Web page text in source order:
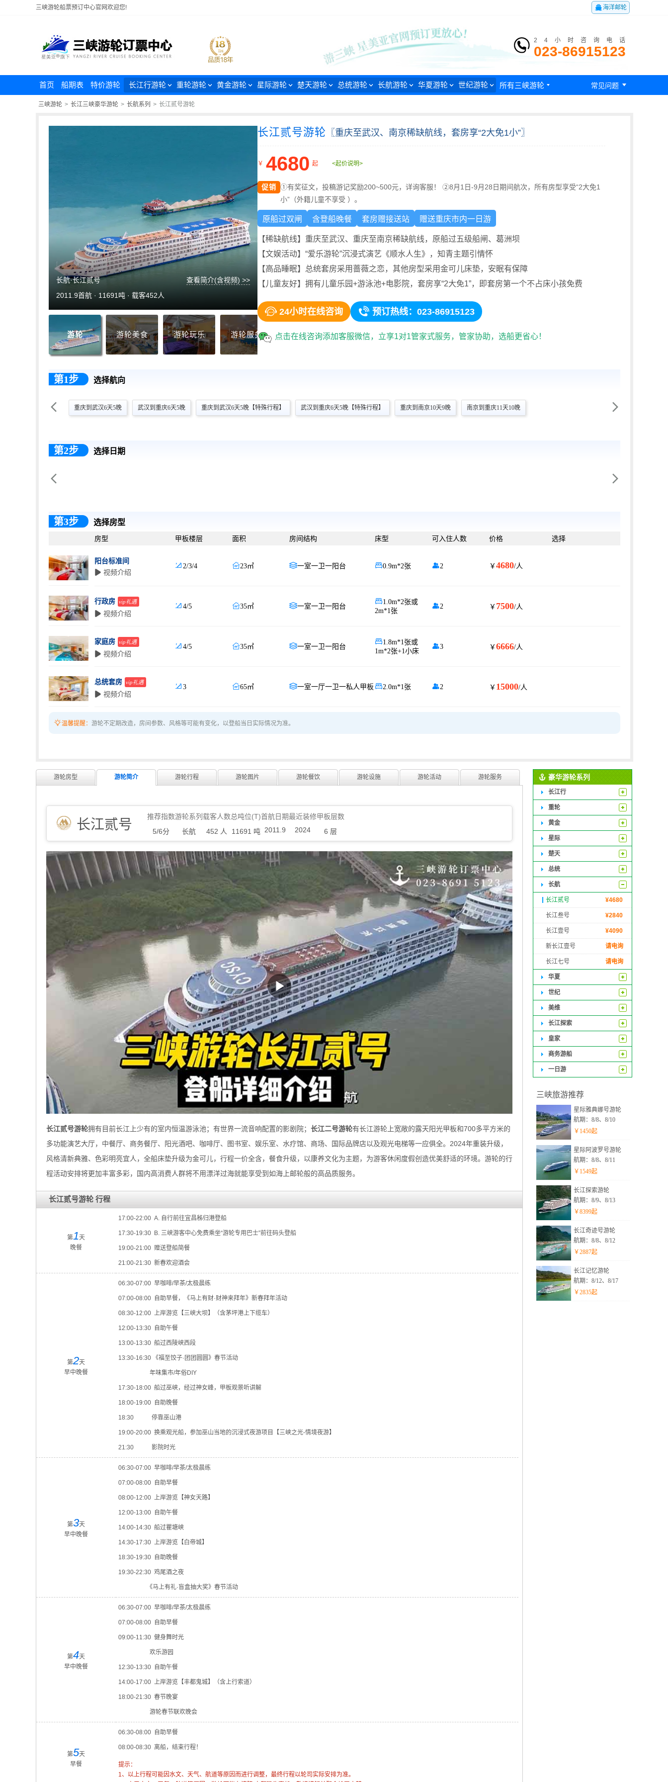
三峡游轮船票预订中心官网欢迎您! 海洋邮轮
24小时咨询电话
023-86915123
首页 船期表 特价游轮 长江行游轮 重轮游轮 黄金游轮 星际游轮 楚天游轮 总统游轮 长航游轮 华夏游轮 世纪游轮 所有三峡游轮  常见问题 
三峡游轮 > 长江三峡豪华游轮 > 长航系列 > 长江贰号游轮
长航·长江贰号
查看简介(含视频) >>
2011.9首航 · 11691吨 · 载客452人
皇朝餐厅（主餐厅）
全部美食 >>
位于二楼餐厅，餐厅面积约590㎡，可同时容纳320人用餐。 高
餐提供方便
休闲茶社
游轮 游轮美食 游轮玩乐 游轮服务 游轮甲板 查看更多 》
长江贰号游轮 〖重庆至武汉、南京稀缺航线，套房享“2大免1小”〗
￥ 4680 起 <起价说明>
促销 ①有奖征文，投稿游记奖励200~500元，详询客服！ ②8月1日-9月28日期间航次，所有房型享受“2大免1
小”（外籍儿童不享受 ）。
原船过双闸 含登船晚餐 套房赠接送站 赠送重庆市内一日游
【稀缺航线】重庆至武汉、重庆至南京稀缺航线，原船过五级船闸、葛洲坝
【文娱活动】“爱乐游轮”沉浸式演艺《顺水人生》，知青主题引情怀
【高品睡眠】总统套房采用蔷薇之恋，其他房型采用金可儿床垫，安眠有保障
【儿童友好】拥有儿童乐园+游泳池+电影院，套房享“2大免1”，即套房第一个不占床小孩免费
 24小时在线咨询  预订热线：023-86915123
点击在线咨询添加客服微信，立享1对1管家式服务，管家协助，选船更省心！
第1步 选择航向
 重庆到武汉6天5晚 武汉到重庆6天5晚 重庆到武汉6天5晚【特殊行程】 武汉到重庆6天5晚【特殊行程】 重庆到南京10天9晚 南京到重庆11天10晚 
第2步 选择日期
 
第3步 选择房型
房型 甲板楼层 面积 房间结构 床型 可入住人数 价格 选择
阳台标准间
 视频介绍
 2/3/4 23㎡ 一室一卫一阳台 0.9m*2张 2 ￥ 4680/人
行政房 vip礼遇
 视频介绍
 4/5 35㎡ 一室一卫一阳台
1.0m*2张或
2m*1张
2 ￥ 7500/人
家庭房 vip礼遇
 视频介绍
 4/5 35㎡ 一室一卫一阳台
1.8m*1张或
1m*2张+1小床
3 ￥ 6666/人
总统套房 vip礼遇
 视频介绍
 3 65㎡ 一室一厅一卫一私人甲板 2.0m*1张 2 ￥ 15000/人
温馨提醒： 游轮不定期改造，房间参数、风格等可能有变化，以登船当日实际情况为准。
游轮房型 游轮简介 游轮行程 游轮图片 游轮餐饮 游轮设施 游轮活动 游轮服务
长江贰号
推荐指数
5/6分
游轮系列
长航
载客人数
452 人
总吨位(T)
11691 吨
首航日期
2011.9
最近装修
2024
甲板层数
6 层
长江贰号游轮拥有目前长江上少有的室内恒温游泳池；有世界一流音响配置的影剧院； 长江二号游轮有长江游轮上宽敞的露天阳光甲板和700多平方米的
多功能演艺大厅，中餐厅、商务餐厅、阳光酒吧、咖啡厅、图书室、娱乐室、水疗馆、商场、国际品牌店以及观光电梯等一应俱全。2024年重装升级，
风格清新典雅、色彩明亮宜人，全船床垫升级为金可儿，行程一价全含，餐食升级，以康养文化为主题，为游客休闲度假创造优美舒适的环境。游轮的行
程活动安排将更加丰富多彩，国内高消费人群将不用漂洋过海就能享受到如海上邮轮般的高品质服务。
长江贰号游轮 行程
第1天
晚餐
17:00-22:00 A. 自行前往宜昌秭归港登船
17:30-19:30 B. 三峡游客中心免费乘坐“游轮专用巴士”前往码头登船
19:00-21:00 赠送登船简餐
21:00-21:30 新春欢迎酒会
第2天
早中晚餐
06:30-07:00 早咖啡/早茶/太极晨练
07:00-08:00 自助早餐，《马上有财·财神来拜年》新春拜年活动
08:30-12:00 上岸游览【三峡大坝】（含茅坪港上下缆车）
12:00-13:30 自助午餐
13:00-13:30 船过西陵峡西段
13:30-16:30 《福至饺子·团团圆圆》春节活动
年味集市/年俗DIY
17:30-18:00 船过巫峡，经过神女峰，甲板观景听讲解
18:00-19:00 自助晚餐
18:30 停靠巫山港
19:00-20:00 换乘观光船，参加巫山当地的沉浸式夜游项目【三峡之光-情境夜游】
21:30 影院时光
第3天
早中晚餐
06:30-07:00 早咖啡/早茶/太极晨练
07:00-08:00 自助早餐
08:00-12:00 上岸游览【神女天路】
12:00-13:00 自助午餐
14:00-14:30 船过瞿塘峡
14:30-17:30 上岸游览【白帝城】
18:30-19:30 自助晚餐
19:30-22:30 鸡尾酒之夜
《马上有礼·盲盒抽大奖》春节活动
第4天
早中晚餐
06:30-07:00 早咖啡/早茶/太极晨练
07:00-08:00 自助早餐
09:00-11:30 健身舞时光
欢乐游园
12:30-13:30 自助午餐
14:00-17:00 上岸游览【丰都鬼城】（含上行索道）
18:00-21:30 春节晚宴
游轮春节联欢晚会
第5天
早餐
06:30-08:00 自助早餐
08:00-08:30 离船，结束行程！
提示：
1、以上行程可能因水文、天气、航道等原因而进行调整，最终行程以轮司实际安排为准。
豪华游轮系列
长江行
重轮
黄金
星际
楚天
总统
长航
长江贰号 ¥4680
长江叁号 ¥2840
长江壹号 ¥4090
新长江壹号 请电询
长江七号 请电询
华夏
世纪
美维
长江探索
皇家
商务游船
一日游
三峡旅游推荐
星际雅典娜号游轮
航期：8/8、8/10
￥ 1450起
星际阿波罗号游轮
航期：8/8、8/11
￥ 1549起
长江探索游轮
航期：8/9、8/13
￥8399起
长江奇迹号游轮
航期：8/8、8/12
￥2887起
长江记忆游轮
航期：8/12、8/17
￥2835起